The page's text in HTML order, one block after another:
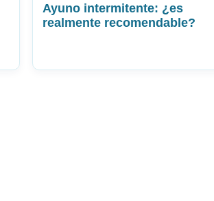
Ayuno intermitente: ¿es
realmente recomendable?